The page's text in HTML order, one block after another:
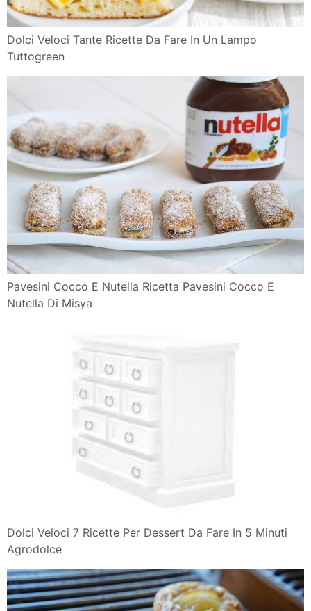
Dolci Veloci Tante Ricette Da Fare In Un Lampo
Tuttogreen
Pavesini Cocco E Nutella Ricetta Pavesini Cocco E
Nutella Di Misya
Dolci Veloci 7 Ricette Per Dessert Da Fare In 5 Minuti
Agrodolce